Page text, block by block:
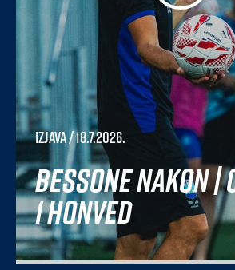
Izjava/ 18.7.2026.
Bessone nakon |
1 Honved